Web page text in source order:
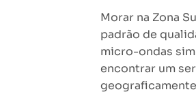
Morar na Zona
padrão de
micro-ondas
encontrar um